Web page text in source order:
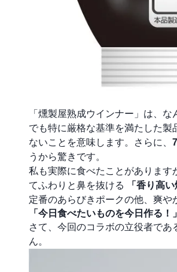
「燻製屋熟成ウインナー」は、な
でも特に厳格な基準を満たした
ないことを意味します。さらに、
うから驚きです。
私も実際に食べたことがあります
てふわりと鼻を抜ける
「香り高
定番のあらびきポークの他、爽や
「今日食べたいものを今日作る
さて、今回のコラボの立役者で
ん。